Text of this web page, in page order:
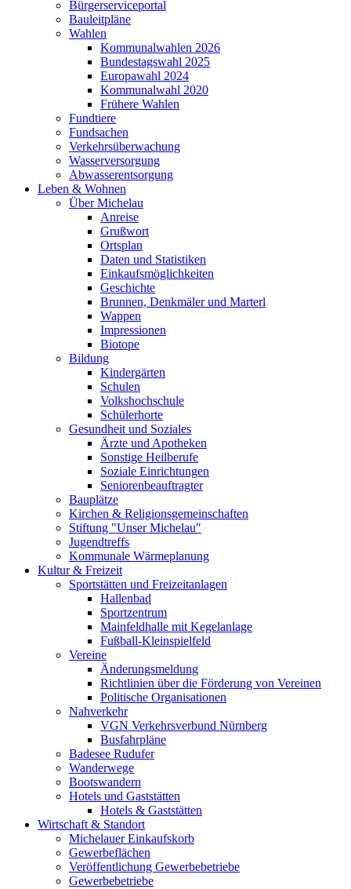
Bürgerserviceportal
Bauleitpläne
Wahlen
Kommunalwahlen 2026
Bundestagswahl 2025
Europawahl 2024
Kommunalwahl 2020
Frühere Wahlen
Fundtiere
Fundsachen
Verkehrsüberwachung
Wasserversorgung
Abwasserentsorgung
Leben & Wohnen
Über Michelau
Anreise
Grußwort
Ortsplan
Daten und Statistiken
Einkaufsmöglichkeiten
Geschichte
Brunnen, Denkmäler und Marterl
Wappen
Impressionen
Biotope
Bildung
Kindergärten
Schulen
Volkshochschule
Schülerhorte
Gesundheit und Soziales
Ärzte und Apotheken
Sonstige Heilberufe
Soziale Einrichtungen
Seniorenbeauftragter
Bauplätze
Kirchen & Religionsgemeinschaften
Stiftung "Unser Michelau"
Jugendtreffs
Kommunale Wärmeplanung
Kultur & Freizeit
Sportstätten und Freizeitanlagen
Hallenbad
Sportzentrum
Mainfeldhalle mit Kegelanlage
Fußball-Kleinspielfeld
Vereine
Änderungsmeldung
Richtlinien über die Förderung von Vereinen
Politische Organisationen
Nahverkehr
VGN Verkehrsverbund Nürnberg
Busfahrpläne
Badesee Rudufer
Wanderwege
Bootswandern
Hotels und Gaststätten
Hotels & Gaststätten
Wirtschaft & Standort
Michelauer Einkaufskorb
Gewerbeflächen
Veröffentlichung Gewerbebetriebe
Gewerbebetriebe